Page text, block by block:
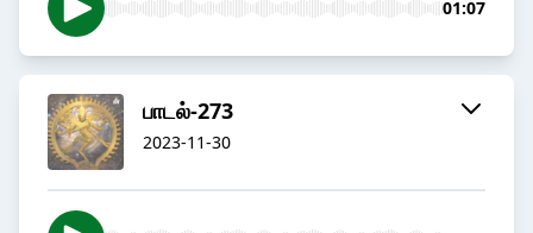
01:07
பாடல்-273
2023-11-30